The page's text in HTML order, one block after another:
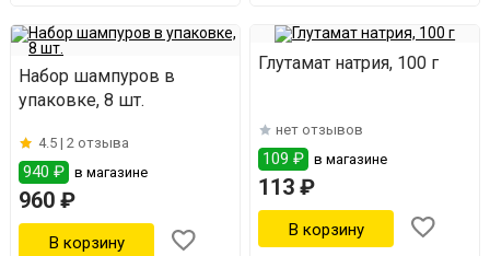
Набор шампуров в
упаковке, 8 шт.
4.5 | 2 отзыва
940 ₽ в магазине
960 ₽
Глутамат натрия, 100 г
нет отзывов
109 ₽ в магазине
113 ₽